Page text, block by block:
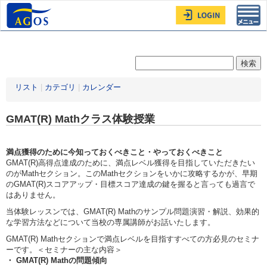
リスト カテゴリ カレンダー
GMAT(R) Mathクラス体験授業
満点獲得のために今知っておくべきこと・やっておくべきこと
GMAT(R)高得点達成のために、満点レベル獲得を目指していただきたい
のがMathセクション。このMathセクションをいかに攻略するかが、早期
のGMAT(R)スコアアップ・目標スコア達成の鍵を握ると言っても過言で
はありません。
当体験レッスンでは、GMAT(R) Mathのサンプル問題演習・解説、効果的
な学習方法などについて当校の専属講師がお話いたします。
GMAT(R) Mathセクションで満点レベルを目指すすべての方必見のセミナ
ーです。＜セミナーの主な内容＞
・ GMAT(R) Mathの問題傾向